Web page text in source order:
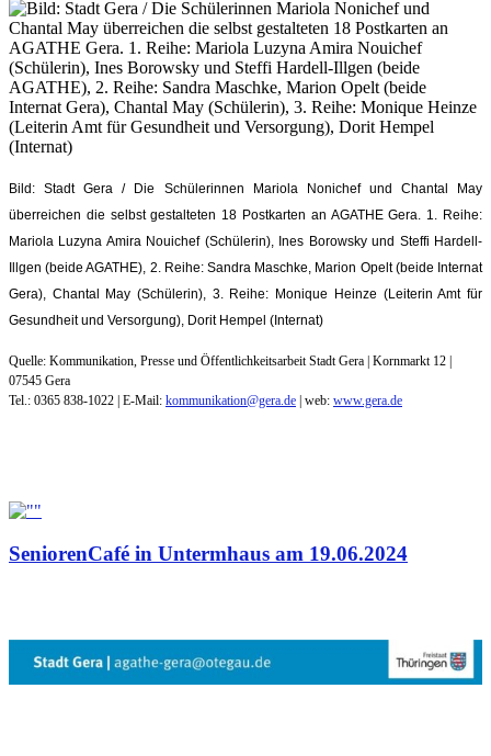
Bild: Stadt Gera / Die Schülerinnen Mariola Nonichef und Chantal May
überreichen die selbst gestalteten 18 Postkarten an AGATHE Gera. 1. Reihe:
Mariola Luzyna Amira Nouichef (Schülerin), Ines Borowsky und Steffi Hardell-
Illgen (beide AGATHE), 2. Reihe: Sandra Maschke, Marion Opelt (beide Internat
Gera), Chantal May (Schülerin), 3. Reihe: Monique Heinze (Leiterin Amt für
Gesundheit und Versorgung), Dorit Hempel (Internat)
Quelle: Kommunikation, Presse und Öffentlichkeitsarbeit Stadt Gera | Kornmarkt 12 |
07545 Gera
Tel.: 0365 838-1022 | E-Mail: kommunikation@gera.de | web: www.gera.de
SeniorenCafé in Untermhaus am 19.06.2024